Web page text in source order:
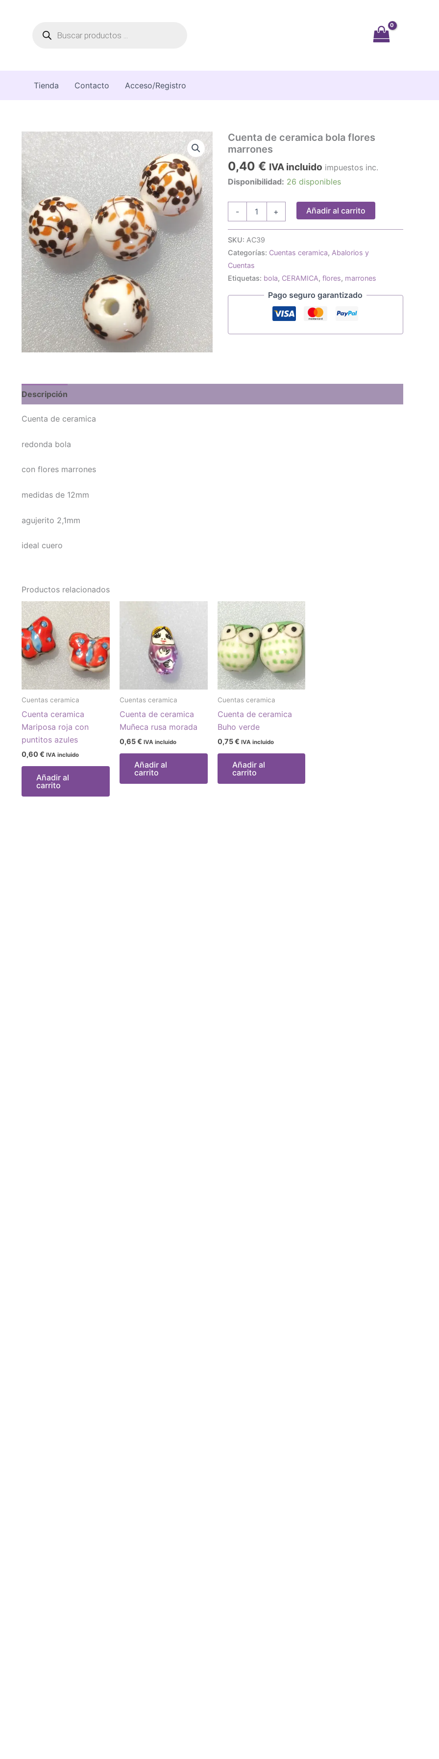
Tienda Contacto Acceso/Registro
Cuenta de ceramica bola flores
marrones
0,40 € IVA incluido impuestos inc.
Disponibilidad: 26 disponibles
-
bola
flores
marrones
cantidad
+ Añadir al carrito
SKU: AC39
Categorías: Cuentas ceramica, Abalorios y
Cuentas
Etiquetas: bola, CERAMICA, flores, marrones
Pago seguro garantizado
Descripción
Cuenta de ceramica
redonda bola
con flores marrones
medidas de 12mm
agujerito 2,1mm
ideal cuero
Productos relacionados
Cuentas ceramica
Cuenta ceramica
Mariposa roja con
puntitos azules
0,60 € IVA incluido
Añadir al
carrito
Cuentas ceramica
Cuenta de ceramica
Muñeca rusa morada
0,65€ IVA incluido
Añadir al
carrito
Cuentas ceramica
Cuenta de ceramica
Buho verde
0,75€ IVA incluido
Añadir al
carrito